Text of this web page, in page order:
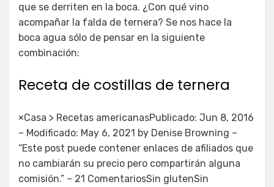
que se derriten en la boca. ¿Con qué vino
acompañar la falda de ternera? Se nos hace la
boca agua sólo de pensar en la siguiente
combinación:
Receta de costillas de ternera
×Casa > Recetas americanasPublicado: Jun 8, 2016
– Modificado: May 6, 2021 by Denise Browning –
“Este post puede contener enlaces de afiliados que
no cambiarán su precio pero compartirán alguna
comisión.” – 21 ComentariosSin glutenSin